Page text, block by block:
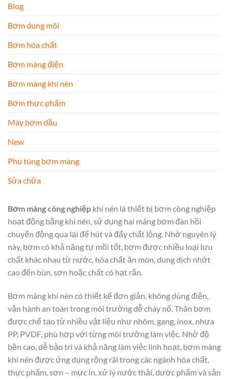
Blog
Bơm dung môi
Bơm hóa chất
Bơm màng điện
Bơm màng khí nén
Bơm thực phẩm
Máy bơm dầu
New
Phụ tùng bơm màng
Sửa chữa
Bơm màng công nghiệp khí nén là thiết bị bơm công nghiệp
hoạt động bằng khí nén, sử dụng hai màng bơm đàn hồi
chuyển động qua lại để hút và đẩy chất lỏng. Nhờ nguyên lý
này, bơm có khả năng tự mồi tốt, bơm được nhiều loại lưu
chất khác nhau từ nước, hóa chất ăn mòn, dung dịch nhớt
cao đến bùn, sơn hoặc chất có hạt rắn.
Bơm màng khí nén có thiết kế đơn giản, không dùng điện,
vận hành an toàn trong môi trường dễ cháy nổ. Thân bơm
được chế tạo từ nhiều vật liệu như nhôm, gang, inox, nhựa
PP, PVDF, phù hợp với từng môi trường làm việc. Nhờ độ
bền cao, dễ bảo trì và khả năng làm việc linh hoạt, bơm màng
khí nén được ứng dụng rộng rãi trong các ngành hóa chất,
thực phẩm, sơn – mực in, xử lý nước thải, dược phẩm và sản